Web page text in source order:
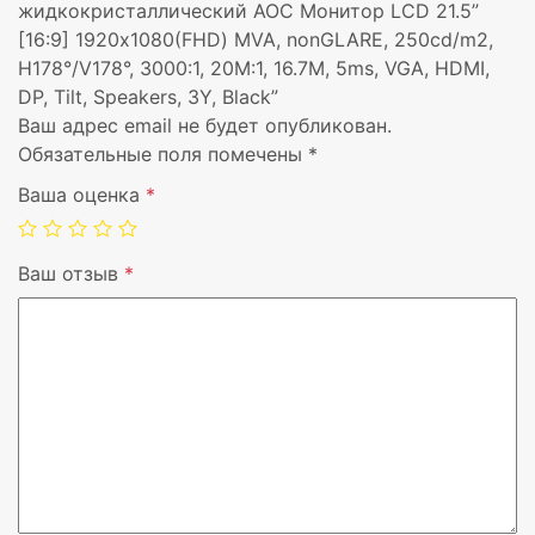
Вход VGA 1
Вход DVI
Вход DisplayPort
Концентратор USB Нет
жидкокристаллический AOC Монитор LCD 21.5”
[16:9] 1920х1080(FHD) MVA, nonGLARE, 250cd/m2,
H178°/V178°, 3000:1, 20М:1, 16.7M, 5ms, VGA, HDMI,
DP, Tilt, Speakers, 3Y, Black”
Ваш адрес email не будет опубликован.
Обязательные поля помечены *
Ваша оценка *
Ваш отзыв *